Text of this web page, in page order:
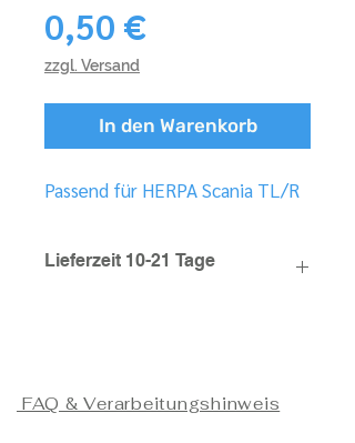
0,50 €Preis
zzgl. Versand
In den Warenkorb
Passend für HERPA Scania TL/R
Lieferzeit 10-21 Tage
FAQ & Verarbeitungshinweis